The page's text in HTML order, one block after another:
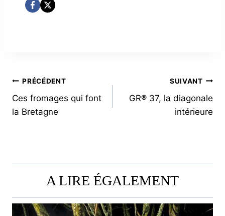
NAVIGATION
DE
PRÉCÉDENT
Ces fromages qui font
la Bretagne
SUIVANT
GR® 37, la diagonale
intérieure
A LIRE ÉGALEMENT